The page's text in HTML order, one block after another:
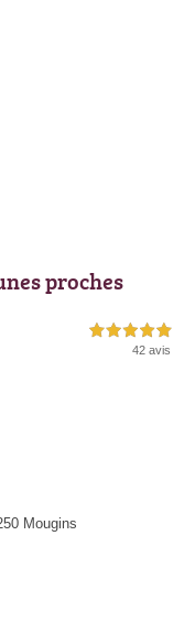
proches
5,0 étoiles sur 5
42 avis
Mougins